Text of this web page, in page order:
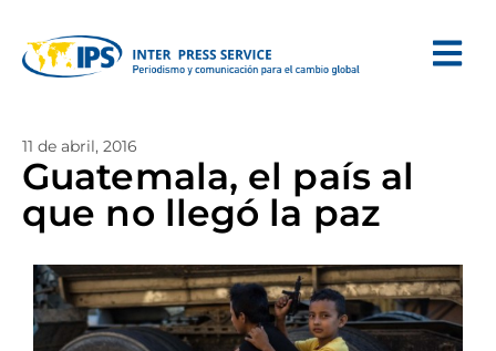
11 de abril, 2016
Guatemala, el país al
que no llegó la paz